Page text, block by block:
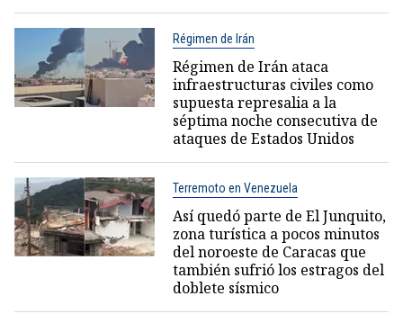
Régimen de Irán
Régimen de Irán ataca
infraestructuras civiles como
supuesta represalia a la
séptima noche consecutiva de
ataques de Estados Unidos
Terremoto en Venezuela
Así quedó parte de El Junquito,
zona turística a pocos minutos
del noroeste de Caracas que
también sufrió los estragos del
doblete sísmico